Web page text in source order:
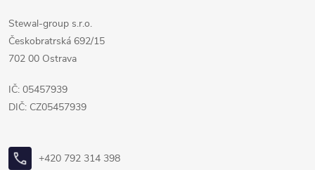
Stewal-group s.r.o.
Českobratrská 692/15
702 00 Ostrava
IČ: 05457939
DIČ: CZ05457939
+420 792 314 398